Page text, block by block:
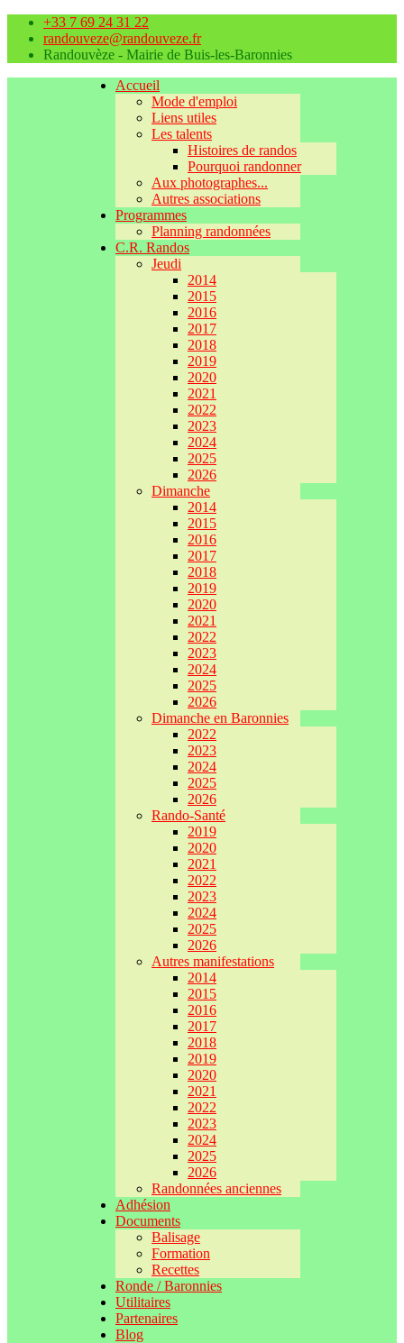
+33 7 69 24 31 22
randouveze@randouveze.fr
Randouvèze - Mairie de Buis-les-Baronnies
Accueil
Mode d'emploi
Liens utiles
Les talents
Histoires de randos
Pourquoi randonner
Aux photographes...
Autres associations
Programmes
Planning randonnées
C.R. Randos
Jeudi
2014
2015
2016
2017
2018
2019
2020
2021
2022
2023
2024
2025
2026
Dimanche
2014
2015
2016
2017
2018
2019
2020
2021
2022
2023
2024
2025
2026
Dimanche en Baronnies
2022
2023
2024
2025
2026
Rando-Santé
2019
2020
2021
2022
2023
2024
2025
2026
Autres manifestations
2014
2015
2016
2017
2018
2019
2020
2021
2022
2023
2024
2025
2026
Randonnées anciennes
Adhésion
Documents
Balisage
Formation
Recettes
Ronde / Baronnies
Utilitaires
Partenaires
Blog